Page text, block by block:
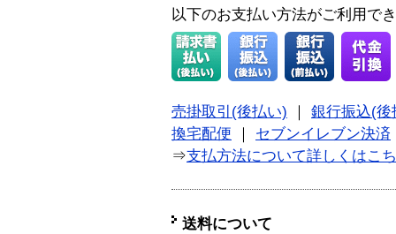
以下のお支払い方法がご利用で
売掛取引(後払い)
銀行振込(後
換宅配便
セブンイレブン決済
⇒支払方法について詳しくはこ
送料について